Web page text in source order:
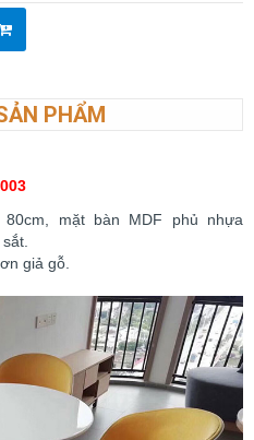
PHẨM
mặt bàn MDF phủ nhựa
giả gỗ.